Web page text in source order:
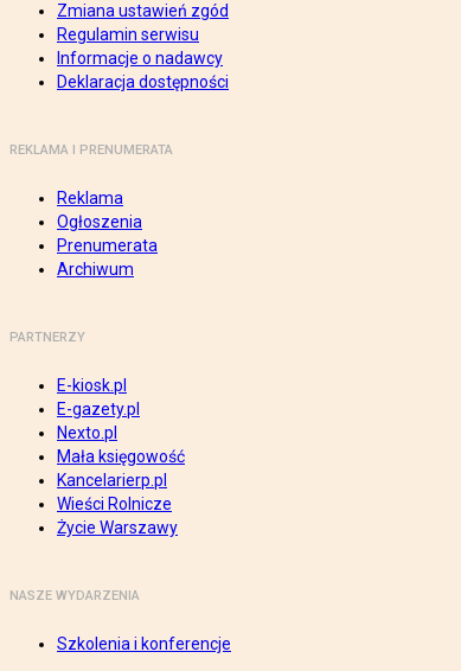
Zmiana ustawień zgód
Regulamin serwisu
Informacje o nadawcy
Deklaracja dostępności
REKLAMA I PRENUMERATA
Reklama
Ogłoszenia
Prenumerata
Archiwum
PARTNERZY
E-kiosk.pl
E-gazety.pl
Nexto.pl
Mała księgowość
Kancelarierp.pl
Wieści Rolnicze
Życie Warszawy
NASZE WYDARZENIA
Szkolenia i konferencje